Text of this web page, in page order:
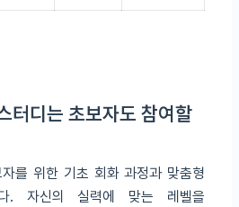
터디는 초보자도 참여할
를 위한 기초 회화 과정과 맞춤형
다. 자신의 실력에 맞는 레벨을